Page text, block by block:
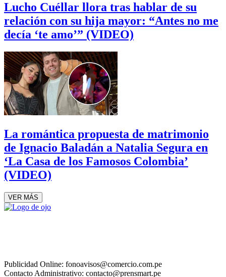
Lucho Cuéllar llora tras hablar de su
relación con su hija mayor: “Antes no me
decía ‘te amo’” (VIDEO)
La romántica propuesta de matrimonio
de Ignacio Baladán a Natalia Segura en
‘La Casa de los Famosos Colombia’
(VIDEO)
VER MÁS
Publicidad Online: fonoavisos@comercio.com.pe
Contacto Administrativo: contacto@prensmart.pe